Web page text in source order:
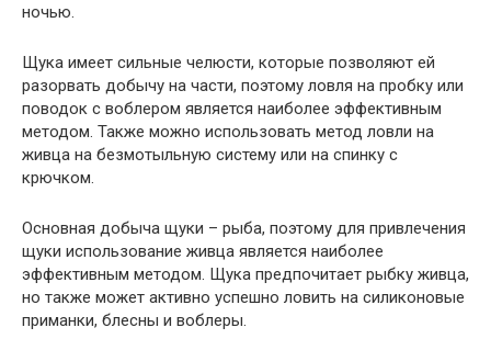
ночью.
Щука имеет сильные челюсти, которые позволяют ей
разорвать добычу на части, поэтому ловля на пробку или
поводок с воблером является наиболее эффективным
методом. Также можно использовать метод ловли на
живца на безмотыльную систему или на спинку с
крючком.
Основная добыча щуки – рыба, поэтому для привлечения
щуки использование живца является наиболее
эффективным методом. Щука предпочитает рыбку живца,
но также может активно успешно ловить на силиконовые
приманки, блесны и воблеры.